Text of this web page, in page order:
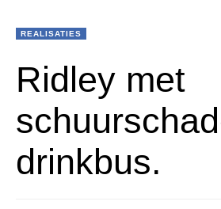
REALISATIES
Ridley met
drinkbus.